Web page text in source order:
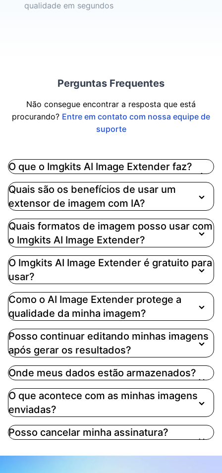
qualidade em segundos
Perguntas Frequentes
Não consegue encontrar a resposta que está
procurando? Entre em contato com nossa equipe de
suporte
O que o Imgkits AI Image Extender faz?
O Imgkits AI Image Extender utiliza tecnologia
avançada de IA para aprimorar suas imagens,
redimensionando e melhorando sua qualidade,
com facilidade
Quais são os benefícios de usar um
extensor de imagem com IA?
Quais formatos de imagem posso usar com
o Imgkits AI Image Extender?
O Imgkits AI Image Extender é gratuito para
usar?
Como o AI Image Extender protege a
qualidade da minha imagem?
Posso continuar editando minhas imagens
após gerar os resultados?
Onde meus dados estão armazenados?
O que acontece com as minhas imagens
enviadas?
Posso cancelar minha assinatura?